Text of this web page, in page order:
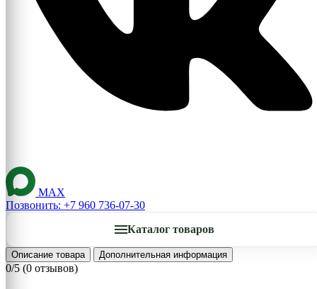
MAX
Позвонить: +7 960 736-07-30
Каталог товаров
Описание товара Дополнительная информация
0/5 (0 отзывов)